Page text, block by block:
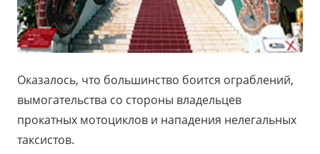
Оказалось, что большинство боится ограблений,
вымогательства со стороны владельцев
прокатных мотоциклов и нападения нелегальных
таксистов.